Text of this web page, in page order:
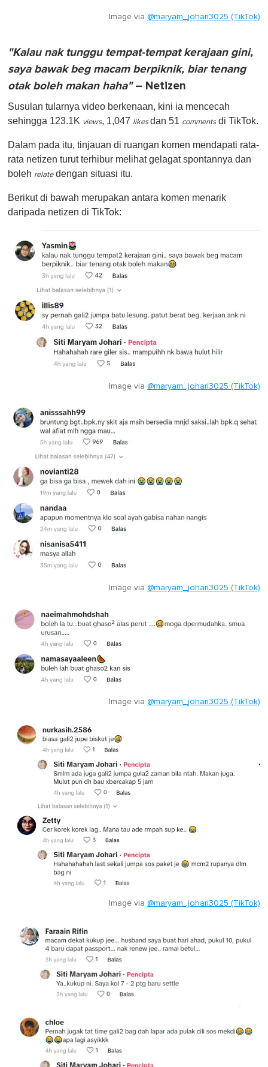
Image via @maryam_johari3025 (TikTok)
"Kalau nak tunggu tempat-tempat kerajaan gini,
saya bawak beg macam berpiknik, biar tenang
otak boleh makan haha"– Netizen
Susulan tularnya video berkenaan, kini ia mencecah
sehingga 123.1K views, 1,047 likesdan 51 commentsdi TikTok.
Dalam pada itu, tinjauan di ruangan komen mendapati rata-
rata netizen turut terhibur melihat gelagat spontannya dan
boleh relatedengan situasi itu.
Berikut di bawah merupakan antara komen menarik
daripada netizen di TikTok:
Image via @maryam_johari3025 (TikTok)
Image via @maryam_johari3025 (TikTok)
Image via @maryam_johari3025 (TikTok)
Image via @maryam_johari3025 (TikTok)